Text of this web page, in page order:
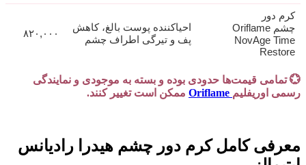
کرم دور
چشم Oriflame
NovAge Time
Restore
احیاکننده پوست بالغ، کاهش
پف و تیرگی اطراف چشم
۸۲۰,۰۰۰
💮 تمامی قیمت‌ها حدودی بوده و بسته به موجودی و نمایندگی
رسمی اوریفلیم
ممکن است تغییر کنند.
معرفی کامل کرم دور چشم هیدرا رادیانس